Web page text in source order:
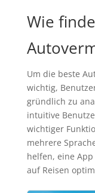
Wie
Um die beste
wichtig,
gründlich zu
intuitive
wichtiger
mehrere
helfen, eine
auf Reisen